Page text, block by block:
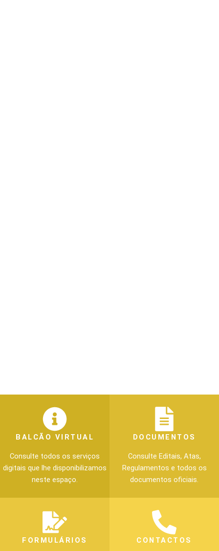
BALCÃO VIRTUAL
Consulte todos os serviços
digitais que lhe disponibilizamos
neste espaço.
DOCUMENTOS
Consulte Editais, Atas,
Regulamentos e todos os
documentos oficiais.
FORMULÁRIOS CONTACTOS